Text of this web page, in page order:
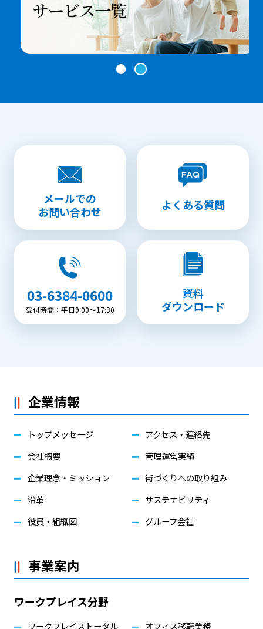
メールでの
お問い合わせ
よくある質問
03-6384-0600
受付時間：平日9:00〜17:30
資料
ダウンロード
企業情報
トップメッセージ
会社概要
企業理念・ミッション
沿革
役員・組織図
アクセス・連絡先
管理運営実績
街づくりへの取り組み
サステナビリティ
グループ会社
事業案内
ワークプレイス分野
ワークプレイストータル
オフィス移転業務